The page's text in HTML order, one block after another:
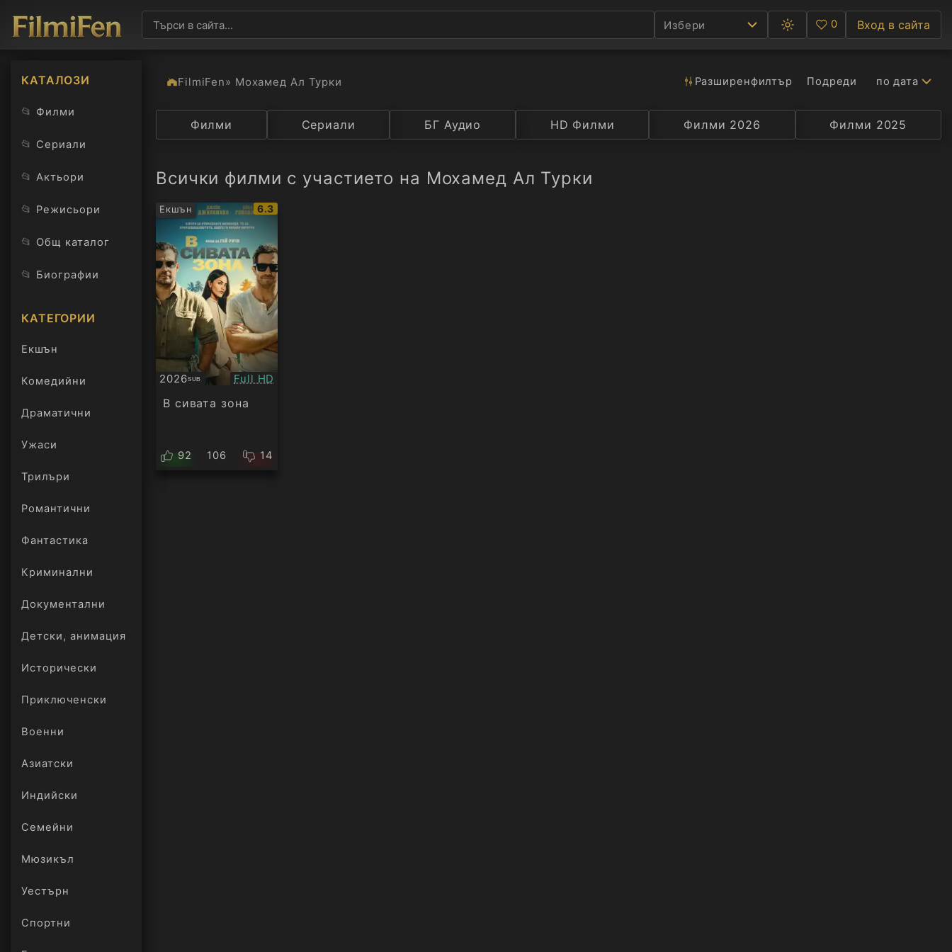
Избери
Превключване
между
светла
Любими
0 Вход в сайта
КАТАЛОЗИ
📂 Филми
📂 Сериали
📂 Актьори
📂 Режисьори
📂 Общ каталог
📂 Биографии
КАТЕГОРИИ
Екшън
Комедийни
Драматични
Ужаси
Трилъри
онлайн
Романтични
Фантастика
Криминални
Документални
Детски, анимация
Исторически
Приключенски
Военни
Азиатски
Индийски
Семейни
Мюзикъл
Уестърн
Спортни
FilmiFen» Мохамед Ал Турки Разширенфилтър Подреди по дата
Категория Държава Рейтинг Селекция Превод Актьор
Филми Сериали БГ Аудио HD Филми Филми 2026 Филми 2025
Всички филми с участието на Мохамед Ал Турки
Екшън
IMDb
6.3
2026SUB
Субтитри Качество:
Full HD
В сивата зона
92 106 14